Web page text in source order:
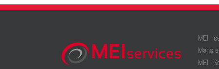
MEI
Mans
MEI